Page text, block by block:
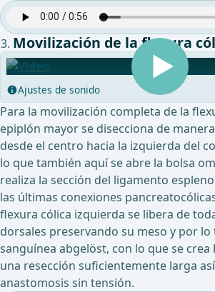
Movilización de la flexura
Ajustes de sonido
Para la movilización completa de la
epiplón mayor se disecciona de
desde el centro hacia la izquierda del
lo que también aquí se abre la bolsa
realiza la sección del ligamento
las últimas conexiones
flexura cólica izquierda se libera de
dorsales preservando su meso y por
sanguínea abgelöst, con lo que se
una resección suficientemente larga
anastomosis sin tensión.